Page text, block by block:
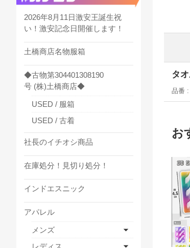
タ
品番
お
2026年8月11日激安王誕生祝
い！激安記念日開催します！
土橋商店名物服箱
◆古物第304401308190
号 (株)土橋商店◆
USED / 服箱
USED / 古着
社長のイチオシ商品
在庫処分！見切り処分！
インドエスニック
アパレル
メンズ
レディス